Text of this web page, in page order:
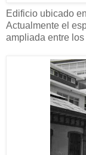
Edificio ubicado
Actualmente el
ampliada entre los